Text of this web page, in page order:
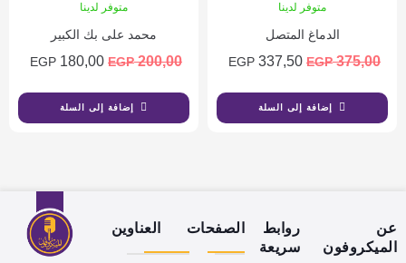
متوفر لدينا
الدماغ المتصل
375,00
EGP
337,50
EGP
إضافة إلى السلة
متوفر لدينا
محمد على بك الكبير
200,00
EGP
180,00
EGP
إضافة إلى السلة
عن
الميكروفون
روابط
سريعة
الصفحات العناوين